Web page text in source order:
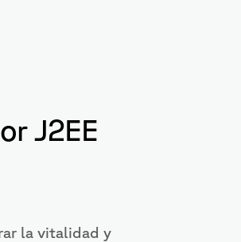
J2EE
la vitalidad y